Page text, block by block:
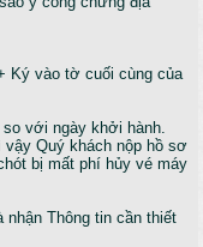
Ký vào tờ cuối cùng của
với ngày khởi hành.
vậy Quý khách nộp hồ sơ
bị mất phí hủy vé máy
Thông tin cần thiết